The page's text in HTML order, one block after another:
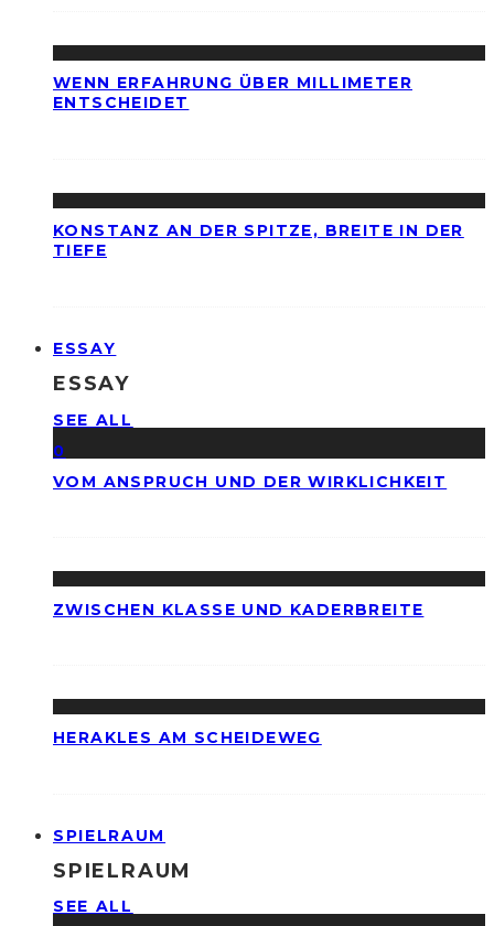
WENN ERFAHRUNG ÜBER MILLIMETER
ENTSCHEIDET
KONSTANZ AN DER SPITZE, BREITE IN DER
TIEFE
ESSAY
ESSAY
SEE ALL
0
VOM ANSPRUCH UND DER WIRKLICHKEIT
ZWISCHEN KLASSE UND KADERBREITE
HERAKLES AM SCHEIDEWEG
SPIELRAUM
SPIELRAUM
SEE ALL